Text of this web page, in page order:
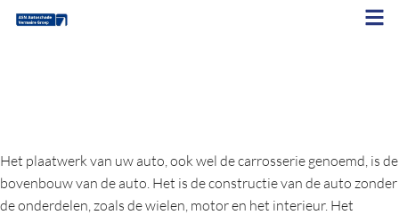
Het plaatwerk van uw auto, ook wel de carrosserie genoemd, is de
bovenbouw van de auto. Het is de constructie van de auto zonder
de onderdelen, zoals de wielen, motor en het interieur. Het